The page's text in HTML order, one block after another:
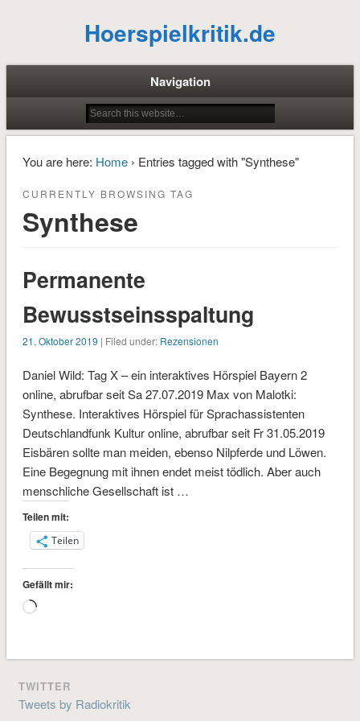
Hoerspielkritik.de
Navigation
You are here: Home› Entries tagged with "Synthese"
CURRENTLY BROWSING TAG
Synthese
Permanente
Bewusstseinsspaltung
21. Oktober 2019 | Filed under: Rezensionen
Daniel Wild: Tag X – ein interaktives Hörspiel Bayern 2
online, abrufbar seit Sa 27.07.2019 Max von Malotki:
Synthese. Interaktives Hörspiel für Sprachassistenten
Deutschlandfunk Kultur online, abrufbar seit Fr 31.05.2019
Eisbären sollte man meiden, ebenso Nilpferde und Löwen.
Eine Begegnung mit ihnen endet meist tödlich. Aber auch
menschliche Gesellschaft ist …
Teilen mit:
Teilen
Gefällt mir:
Wird
TWITTER
Tweets by Radiokritik